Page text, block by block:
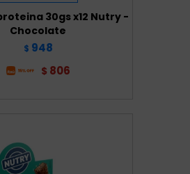
30gs x12 Nutry -
Chocolate
$ 948
$ 806